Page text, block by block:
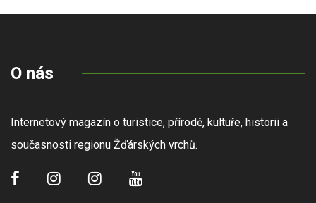
O nás
Internetový magazín o turistice, přírodě, kultuře, historii a
současnosti regionu Žďárských vrchů.